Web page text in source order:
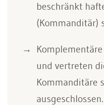
beschränkt
(Kommanditär)
und vertreten
Kommanditäre
ausgeschlossen.